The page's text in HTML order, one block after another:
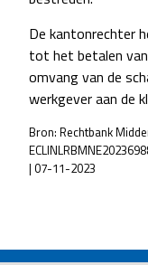
De kantonrechter
tot het betalen
omvang van de
werkgever aan de
Bron: Rechtbank
| 07-11-2023